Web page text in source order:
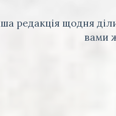
редакція щодня
вами